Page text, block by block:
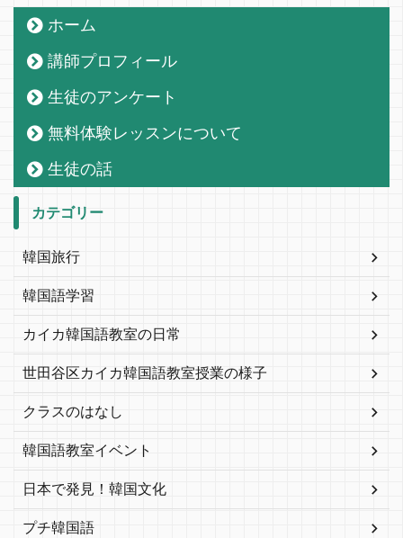
ホーム
講師プロフィール
生徒のアンケート
無料体験レッスンについて
生徒の話
カテゴリー
韓国旅行
韓国語学習
カイカ韓国語教室の日常
世田谷区カイカ韓国語教室授業の様子
クラスのはなし
韓国語教室イベント
日本で発見！韓国文化
プチ韓国語